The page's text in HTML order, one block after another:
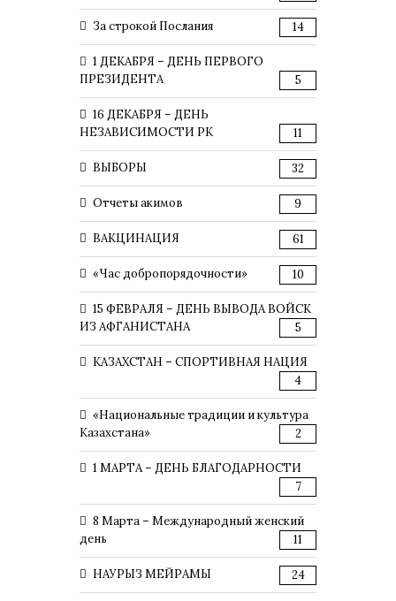
За строкой Послания 14
1 ДЕКАБРЯ – ДЕНЬ ПЕРВОГО
ПРЕЗИДЕНТА
5
16 ДЕКАБРЯ – ДЕНЬ
НЕЗАВИСИМОСТИ РК
11
ВЫБОРЫ 32
Отчеты акимов 9
ВАКЦИНАЦИЯ 61
«Час добропорядочности» 10
15 ФЕВРАЛЯ – ДЕНЬ ВЫВОДА ВОЙСК
ИЗ АФГАНИСТАНА
5
КАЗАХСТАН – СПОРТИВНАЯ НАЦИЯ
4
«Национальные традиции и культура
Казахстана»
2
1 МАРТА – ДЕНЬ БЛАГОДАРНОСТИ
7
8 Марта – Международный женский
день
11
НАУРЫЗ МЕЙРАМЫ 24